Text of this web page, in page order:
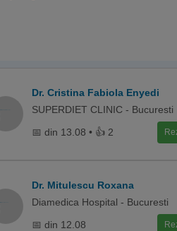
Dr. Cristina Fabiola Enyedi
SUPERDIET CLINIC - Bucuresti
📅 din 13.08 • 👍 2
Dr. Mitulescu Roxana
Diamedica Hospital - Bucuresti
📅 din 12.08